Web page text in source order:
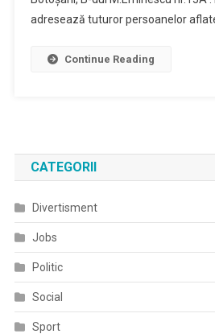
adresează tuturor persoanelor
Continue Reading
CATEGORII
Divertisment
Jobs
Politic
Social
Sport